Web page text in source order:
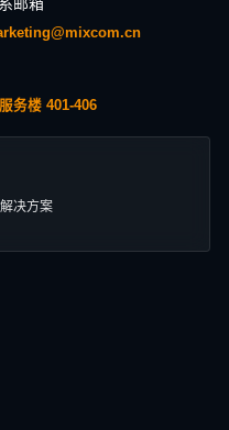
务楼 401-406
决方案